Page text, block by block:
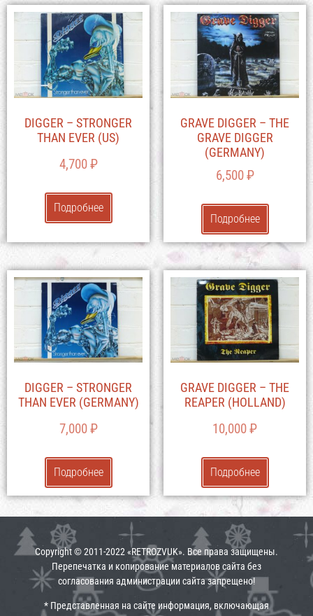
DIGGER – STRONGER
THAN EVER (US)
4,700₽
Подробнее
GRAVE DIGGER – THE
GRAVE DIGGER
(GERMANY)
6,500₽
Подробнее
DIGGER – STRONGER
THAN EVER (GERMANY)
7,000₽
Подробнее
GRAVE DIGGER – THE
REAPER (HOLLAND)
10,000₽
Подробнее
Copyright © 2011-2022 «RETROZVUK». Все права защищены.
Перепечатка и копирование материалов сайта без
согласования администрации сайта запрещено!
* Представленная на сайте информация, включающая